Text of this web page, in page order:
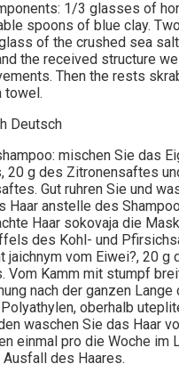
1/3 glasses of
spoons of blue clay.
of the crushed sea
the received structure
Then the rests
towel.
Deutsch
mischen Sie das
20 g des Zitronensaftes
Gut ruhren Sie und
Haar anstelle des
Haar sokovaja die
des Kohl- und
jaichnym vom Eiwei?, 20 g
Vom Kamm mit stumpf
nach der ganzen Lange
oberhalb
waschen Sie das Haar
einmal pro die Woche im
des Haares.